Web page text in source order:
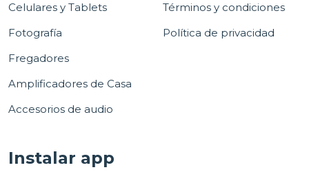
Celulares y Tablets
Fotografía
Fregadores
Amplificadores de Casa
Accesorios de audio
Términos y condiciones
Política de privacidad
Instalar app